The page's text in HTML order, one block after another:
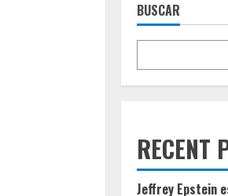
BUSCAR
RECENT
Jeffrey Epstein